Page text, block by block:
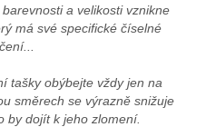
a velikosti vznikne
má své specifické číselné
tašky obýbejte vždy jen na
směrech se výrazně snižuje
by dojít k jeho zlomení.